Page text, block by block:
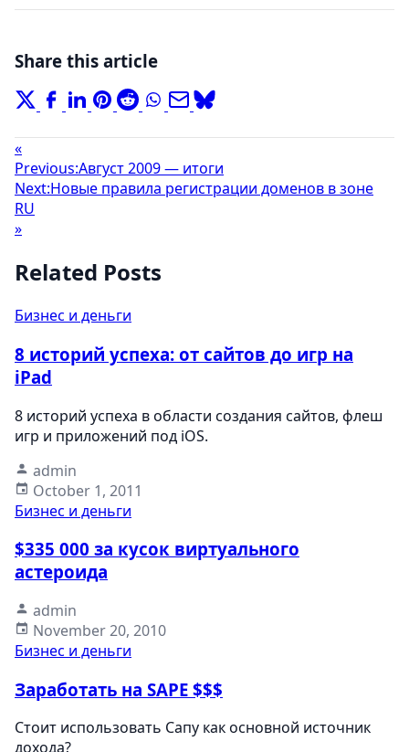
Share this article
«
Previous:Август 2009 — итоги
Next:Новые правила регистрации доменов в зоне
RU
»
Related Posts
Бизнес и деньги
8 историй успеха: от сайтов до игр на
iPad
8 историй успеха в области создания сайтов, флеш
игр и приложений под iOS.
admin
October 1, 2011
Бизнес и деньги
$335 000 за кусок виртуального
астероида
admin
November 20, 2010
Бизнес и деньги
Заработать на SAPE $$$
Стоит использовать Сапу как основной источник
дохода?